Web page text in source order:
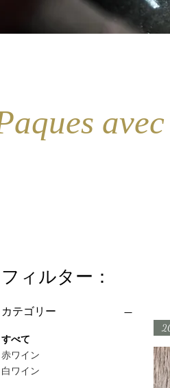
フィルター：
カテゴリー
すべて
赤ワイン
白ワイン